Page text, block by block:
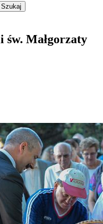
Szukaj
św. Małgorzaty